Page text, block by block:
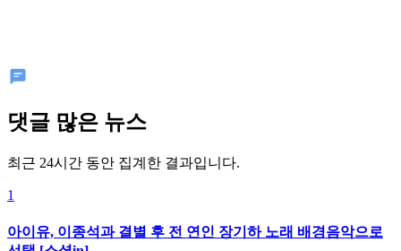
댓글 많은 뉴스
최근 24시간 동안 집계한 결과입니다.
1
아이유, 이종석과 결별 후 전 연인 장기하 노래 배경음악으로